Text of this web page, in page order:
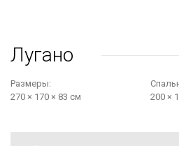
Лугано
Размеры:
270 × 170 × 83 см
200 ×